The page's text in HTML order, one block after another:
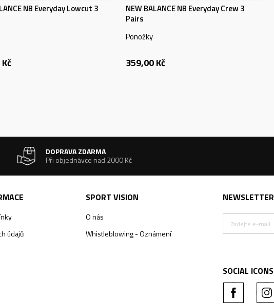
NB Everyday Lowcut 3
Kč
NEW BALANCE NB Everyday Crew 3
Pairs
Ponožky
359,00Kč
DOPRAVA ZDARMA
Při objednávce nad 2000 Kč
údajů
SPORT VISION
O nás
Whistleblowing - Oznámení
NEWSLETTER
SOCIAL ICONS